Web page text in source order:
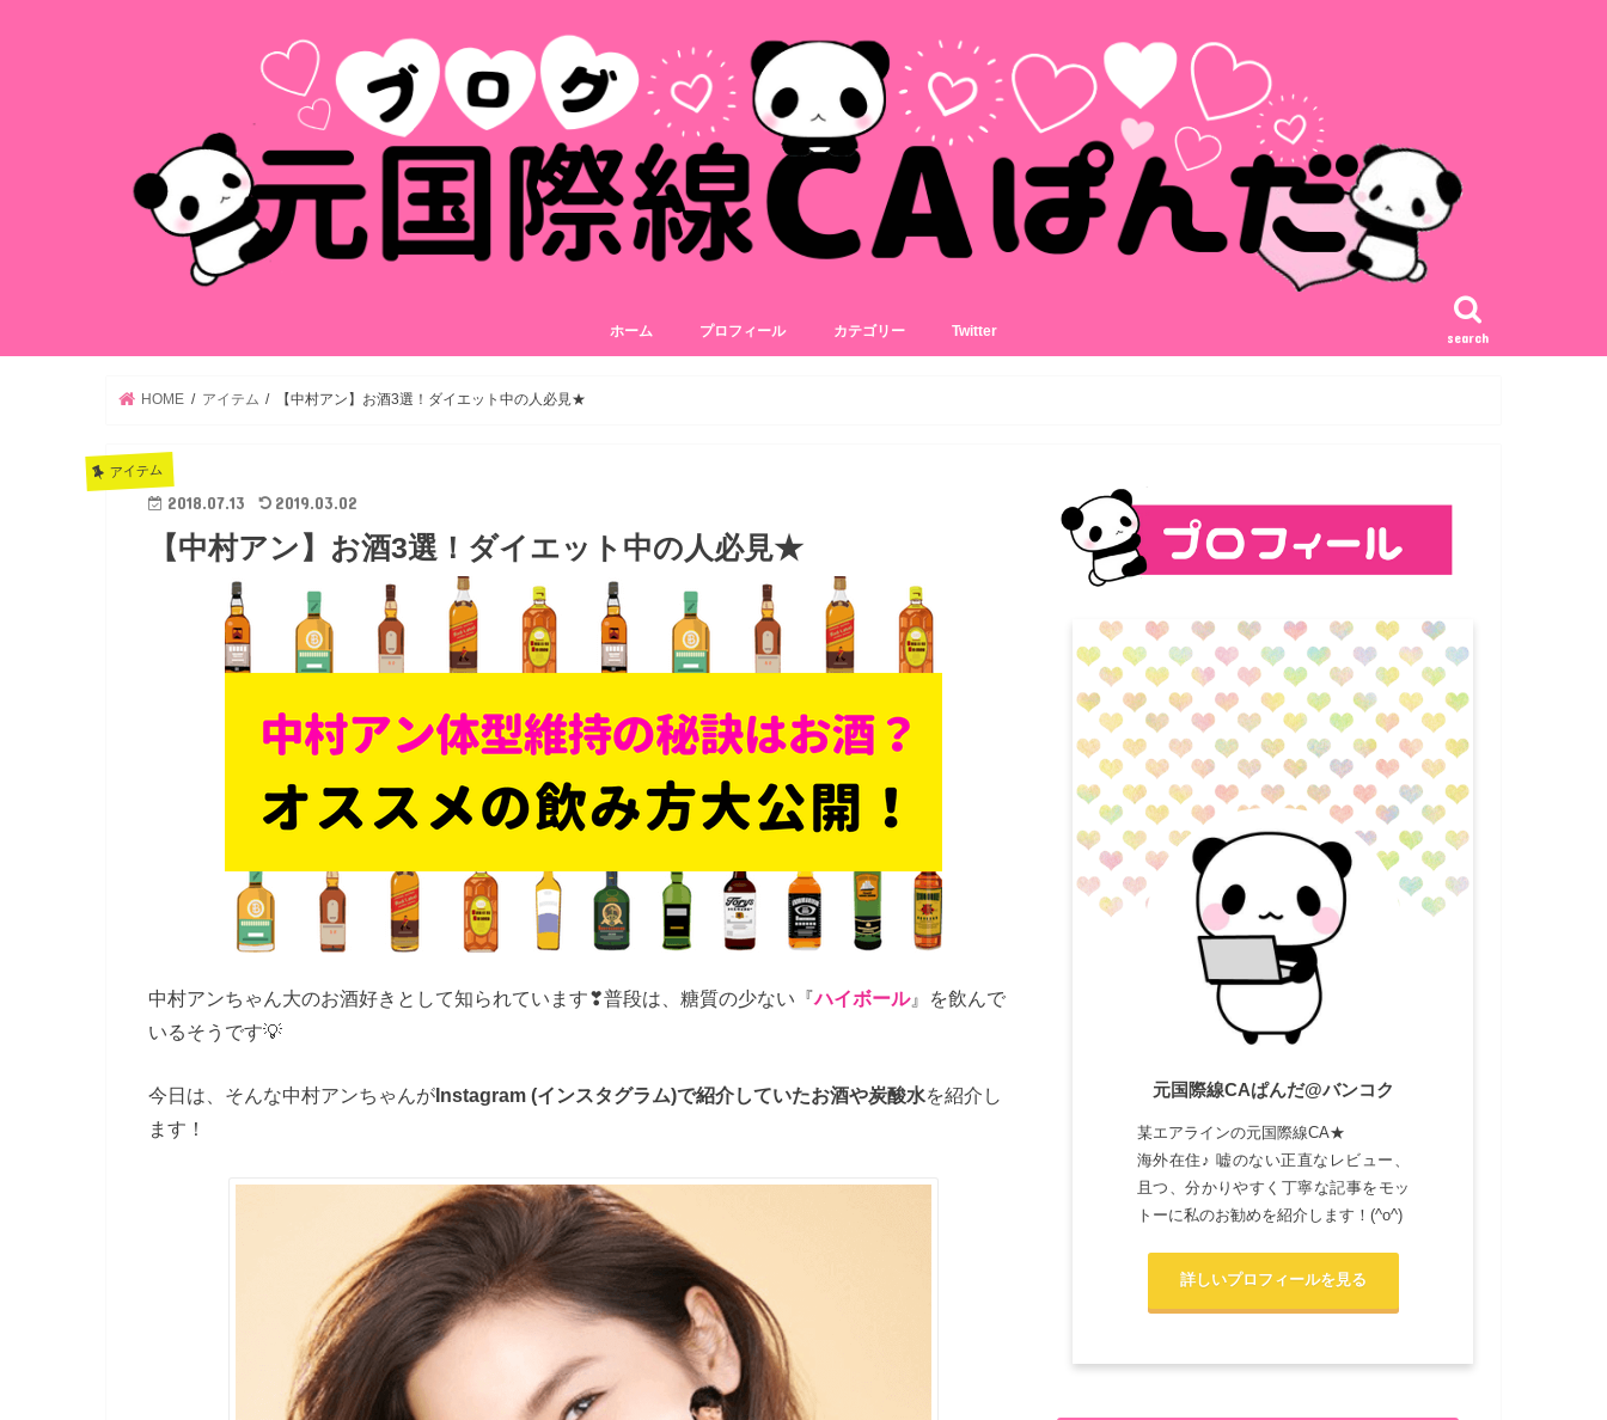
search
ホーム プロフィール カテゴリー Twitter
HOME アイテム 【中村アン】お酒3選！ダイエット中の人必見★
アイテム
2018.07.13 2019.03.02
【中村アン】お酒3選！ダイエット中の人必見★
中村アンちゃん大のお酒好きとして知られています❣普段は、糖質の少ない『ハイボール』を飲んで
いるそうです💡
今日は、そんな中村アンちゃんが Instagram (インスタグラム)で紹介していたお酒や炭酸水を紹介し
ます！
元国際線CAぱんだ@バンコク
某エアラインの元国際線CA★
海外在住♪ 嘘のない正直なレビュー、
且つ、分かりやすく丁寧な記事をモッ
トーに私のお勧めを紹介します！(^o^)
詳しいプロフィールを見る